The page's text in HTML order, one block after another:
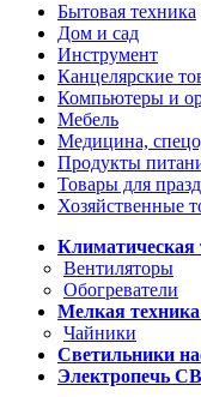
Бытовая техника
Дом и сад
Инструмент
Канцелярские
Компьютеры и
Мебель
Медицина,
Продукты
Товары для
Хозяйственные
Климатическая
Вентиляторы
Обогреватели
Мелкая
Чайники
Светильники
Электропечь